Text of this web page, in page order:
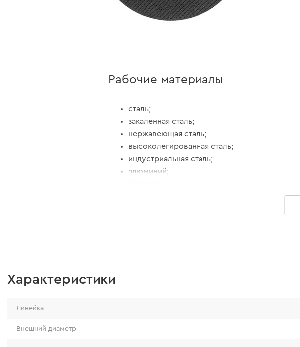
Рабочие материалы
сталь;
закаленная сталь;
нержавеющая сталь;
высоколегированная сталь;
индустриальная сталь;
алюминий;
Характеристики
Линейка
Внешний диаметр